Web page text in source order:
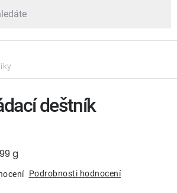
g
Podrobnosti hodnocení
deštník